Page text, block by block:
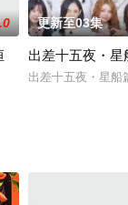
更新至03集
出差十五夜・星
出差十五夜・星船